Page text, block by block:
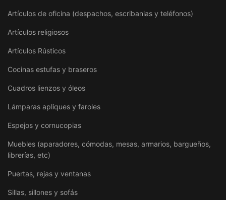
Artículos de oficina (despachos, escribanias y teléfonos)
Artículos religiosos
Artículos Rústicos
Cocinas estufas y braseros
Cuadros lienzos y óleos
Lámparas apliques y faroles
Espejos y cornucopias
Muebles (aparadores, cómodas, mesas, armarios, bargueños,
librerías, etc)
Puertas, rejas y ventanas
Sillas, sillones y sofás